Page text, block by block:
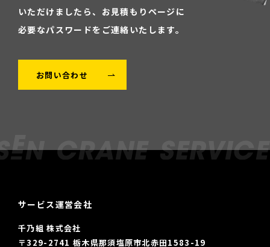
いただけましたら、 お見積もりページに
必要なパスワードをご連絡いたします。
お問い合わせ
サービス運営会社
千乃組 株式会社
〒329-2741 栃木県那須塩原市北赤田1583-19